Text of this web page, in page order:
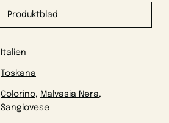
Produktblad
Italien
Toskana
Colorino, Malvasia Nera,
Sangiovese